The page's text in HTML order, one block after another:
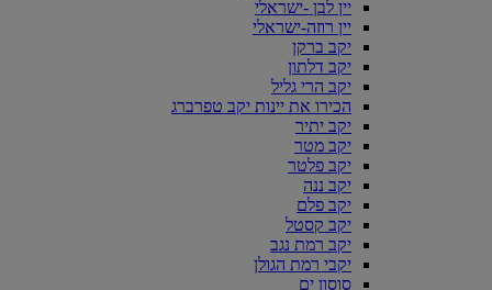
יין לבן -ישראלי
יין רוזה-ישראלי
יקב ברקן
יקב דלתון
יקב הרי גליל
הכירו את יינות יקב טפרברג
יקב יתיר
יקב מטר
יקב פלטר
יקב ננה
יקב פלם
יקב קסטל
יקב רמת נגב
יקבי רמת הגולן
סוסון ים